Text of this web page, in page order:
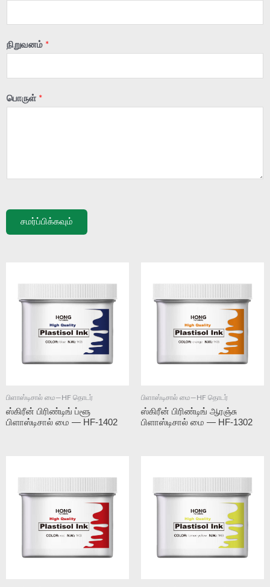
நிறுவனம் *
பொருள் *
சமர்ப்பிக்கவும்
பிளாஸ்டிசால் மை—HF தொடர்
ஸ்கிரீன் பிரிண்டிங் ப்ளூ
பிளாஸ்டிசால் மை — HF-1402
பிளாஸ்டிசால் மை—HF தொடர்
ஸ்கிரீன் பிரிண்டிங் ஆரஞ்சு
பிளாஸ்டிசால் மை — HF-1302